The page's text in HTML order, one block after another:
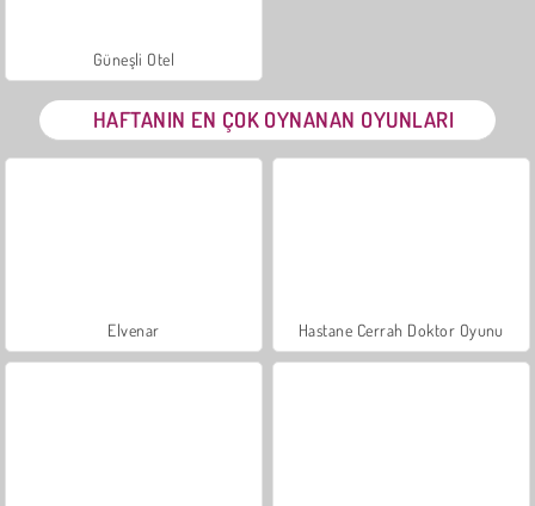
Güneşli Otel
HAFTANIN EN ÇOK OYNANAN OYUNLARI
Elvenar Hastane Cerrah Doktor Oyunu